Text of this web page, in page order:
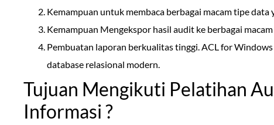
Kemampuan untuk membaca berbagai macam tipe
Kemampuan Mengekspor hasil audit ke berbagai
Pembuatan laporan berkualitas tinggi. ACL for
database relasional modern.
Tujuan Mengikuti Pelatihan
Informasi ?